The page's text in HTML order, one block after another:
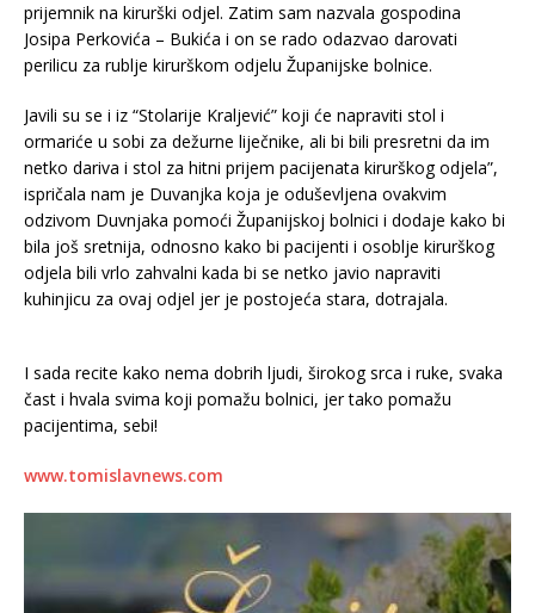
prijemnik na kirurški odjel. Zatim sam nazvala gospodina
Josipa Perkovića – Bukića i on se rado odazvao darovati
perilicu za rublje kirurškom odjelu Županijske bolnice.
Javili su se i iz “Stolarije Kraljević” koji će napraviti stol i
ormariće u sobi za dežurne liječnike, ali bi bili presretni da im
netko dariva i stol za hitni prijem pacijenata kirurškog odjela”,
ispričala nam je Duvanjka koja je oduševljena ovakvim
odzivom Duvnjaka pomoći Županijskoj bolnici i dodaje kako bi
bila još sretnija, odnosno kako bi pacijenti i osoblje kirurškog
odjela bili vrlo zahvalni kada bi se netko javio napraviti
kuhinjicu za ovaj odjel jer je postojeća stara, dotrajala.
I sada recite kako nema dobrih ljudi, širokog srca i ruke, svaka
čast i hvala svima koji pomažu bolnici, jer tako pomažu
pacijentima, sebi!
www.tomislavnews.com